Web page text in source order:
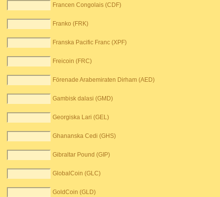
Francen Congolais (CDF)
Franko (FRK)
Franska Pacific Franc (XPF)
Freicoin (FRC)
Förenade Arabemiraten Dirham (AED)
Gambisk dalasi (GMD)
Georgiska Lari (GEL)
Ghananska Cedi (GHS)
Gibraltar Pound (GIP)
GlobalCoin (GLC)
GoldCoin (GLD)